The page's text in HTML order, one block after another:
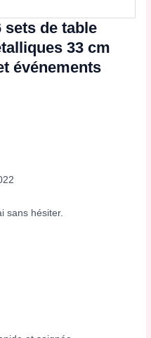
sets de table
33 cm
événements
sans hésiter.